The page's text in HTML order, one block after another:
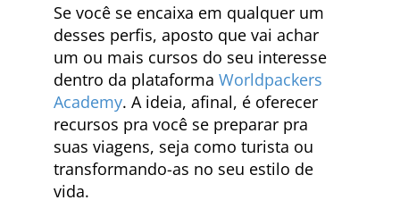
Se você se encaixa em qualquer um
desses perfis, aposto que vai achar
um ou mais cursos do seu interesse
dentro da plataforma Worldpackers
Academy. A ideia, afinal, é oferecer
recursos pra você se preparar pra
suas viagens, seja como turista ou
transformando-as no seu estilo de
vida.